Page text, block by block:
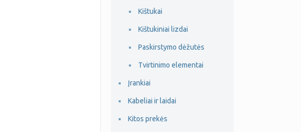
Kištukai
Kištukiniai lizdai
Paskirstymo dėžutės
Tvirtinimo elementai
Įrankiai
Kabeliai ir laidai
Kitos prekės